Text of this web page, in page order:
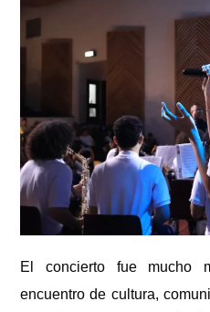
El concierto fue mucho
encuentro de cultura,